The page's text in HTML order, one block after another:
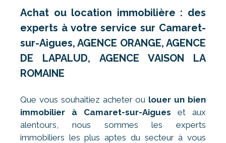
Achat ou location immobilière : des
experts à votre service sur Camaret-
sur-Aigues, AGENCE ORANGE, AGENCE
DE LAPALUD, AGENCE VAISON LA
ROMAINE
Que vous souhaitiez acheter ou louer un bien
immobilier à Camaret-sur-Aigues et aux
alentours, nous sommes les experts
immobiliers les plus aptes du secteur à vous